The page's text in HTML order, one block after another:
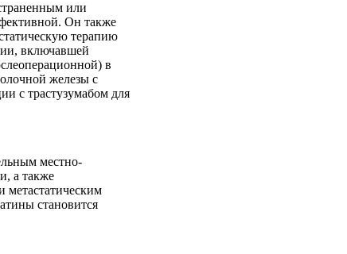
или
Он также
терапию
включавшей
в
железы с
с трастузумабом для
местно-
а также
метастатическим
становится